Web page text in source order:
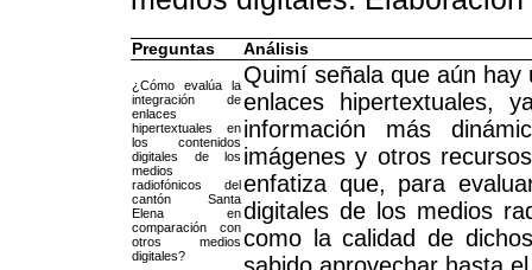
Preguntas Análisis
¿Cómo evalúa la
integración de
enlaces
hipertextuales en
los contenidos
digitales de los
medios
radiofónicos del
cantón Santa
Elena en
comparación con
otros medios
digitales?
Quimí señala que aún hay
enlaces hipertextuales,
información más
imágenes y otros
enfatiza que, para
digitales de los medios
como la calidad de